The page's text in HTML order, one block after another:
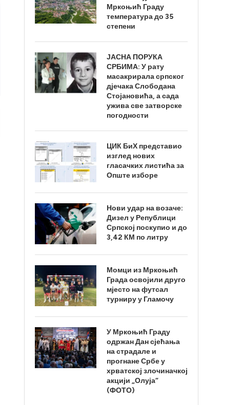
Мркоњић Граду
температура до 35
степени
ЈАСНА ПОРУКА
СРБИМА: У рату
масакрирала српског
дјечака Слободана
Стојановића, а сада
ужива све затворске
погодности
ЦИК БиХ представио
изглед нових
гласачких листића за
Опште изборе
Нови удар на возаче:
Дизел у Републици
Српској поскупио и до
3,42 КМ по литру
Момци из Мркоњић
Града освојили друго
мјесто на футсал
турниру у Гламочу
У Мркоњић Граду
одржан Дан сјећања
на страдале и
прогнане Србе у
хрватској злочиначкој
акцији „Олуја“
(ФОТО)